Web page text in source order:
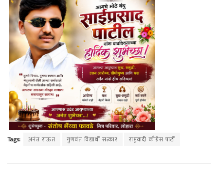
Tags: अनंत राऊत गुणवंत विद्यार्थी सत्कार राष्ट्रवादी काँग्रेस पार्टी